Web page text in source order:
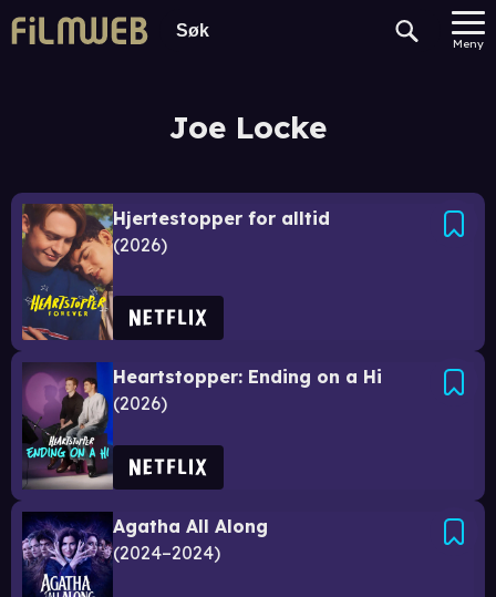
Meny
Joe Locke
Hjertestopper for alltid
2026
Heartstopper: Ending on a Hi
2026
Agatha All Along
2024–2024